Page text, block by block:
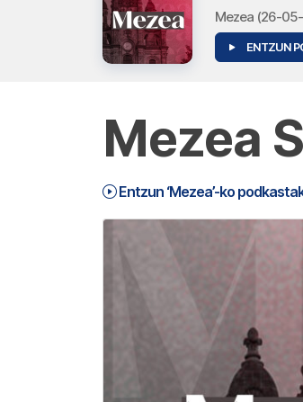
Mezea (26-
ENTZUN
Mezea
Entzun ‘Mezea’-ko